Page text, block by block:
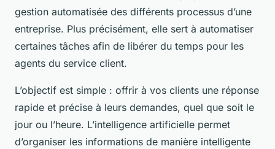
gestion automatisée des différents processus d’une
entreprise. Plus précisément, elle sert à automatiser
certaines tâches afin de libérer du temps pour les
agents du service client.
L’objectif est simple : offrir à vos clients une réponse
rapide et précise à leurs demandes, quel que soit le
jour ou l’heure. L’intelligence artificielle permet
d’organiser les informations de manière intelligente